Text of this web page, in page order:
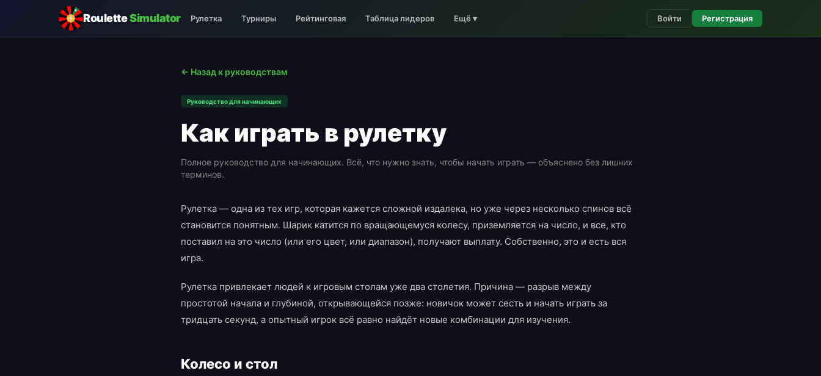
RouletteSimulator Рулетка Турниры Рейтинговая Таблица лидеров Ещё ▾ Войти Регистрация
← Назад к руководствам
Руководство для начинающих
Как играть в рулетку
Полное руководство для начинающих. Всё, что нужно знать, чтобы начать играть — объяснено без лишних
терминов.
Рулетка — одна из тех игр, которая кажется сложной издалека, но уже через несколько спинов всё
становится понятным. Шарик катится по вращающемуся колесу, приземляется на число, и все, кто
поставил на это число (или его цвет, или диапазон), получают выплату. Собственно, это и есть вся
игра.
Рулетка привлекает людей к игровым столам уже два столетия. Причина — разрыв между
простотой начала и глубиной, открывающейся позже: новичок может сесть и начать играть за
тридцать секунд, а опытный игрок всё равно найдёт новые комбинации для изучения.
Колесо и стол